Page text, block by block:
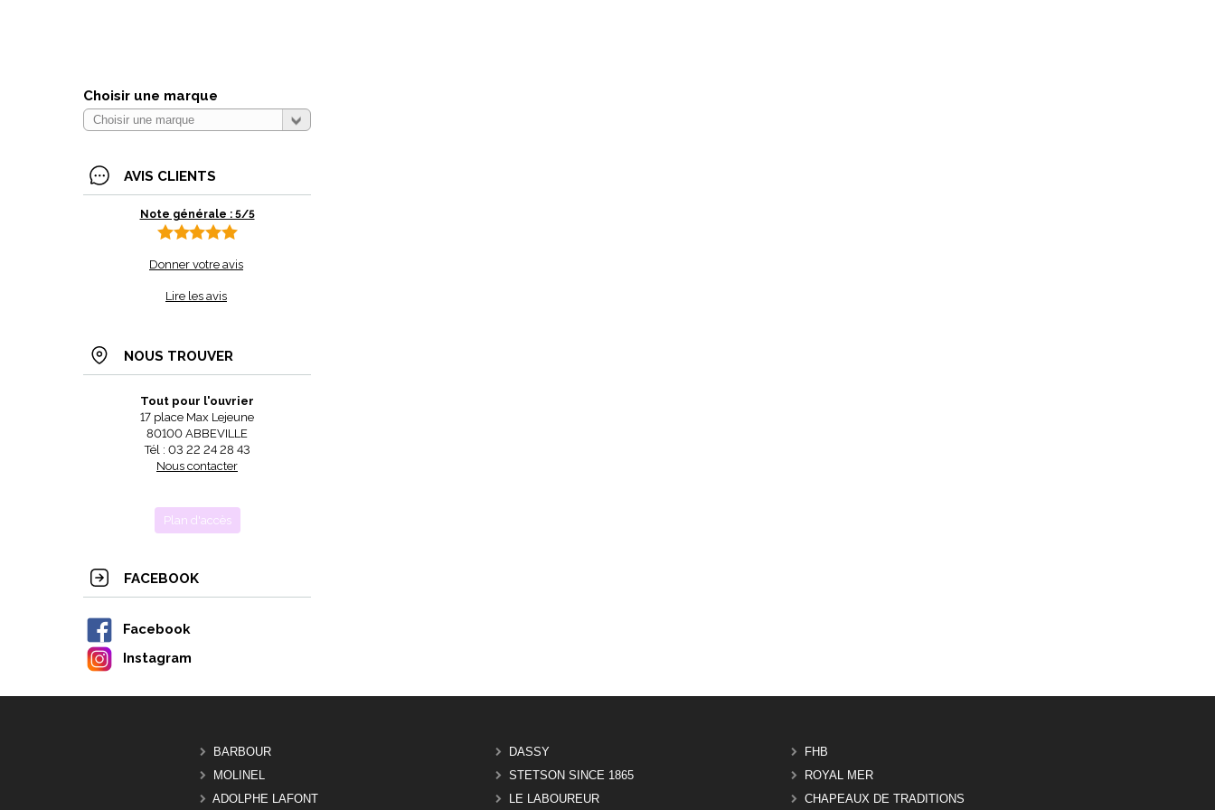
Choisir une marque
AVIS CLIENTS
Note générale : 5/5
Donner votre avis
Lire les avis
NOUS TROUVER
Tout pour l'ouvrier
17 place Max Lejeune
80100 ABBEVILLE
Tél : 03 22 24 28 43
Nous contacter
Plan d'accès
FACEBOOK
Facebook
Instagram
BARBOUR DASSY
FHB
MOLINEL
STETSON SINCE 1865
ROYAL MER
ADOLPHE LAFONT
LE LABOUREUR CHAPEAUX DE TRADITIONS